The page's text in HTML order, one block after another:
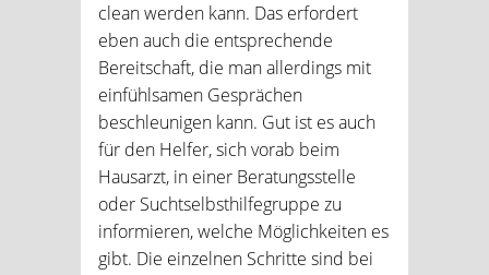
clean werden kann. Das erfordert
eben auch die entsprechende
Bereitschaft, die man allerdings mit
einfühlsamen Gesprächen
beschleunigen kann. Gut ist es auch
für den Helfer, sich vorab beim
Hausarzt, in einer Beratungsstelle
oder Suchtselbsthilfegruppe zu
informieren, welche Möglichkeiten es
gibt. Die einzelnen Schritte sind bei